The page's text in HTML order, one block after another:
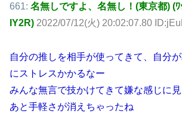
661: 名無しですよ、名無し！(東京都) (
IY2R) 2022/07/12(火) 20:02:07.80
自分の推しを相手が使ってきて、自分
にストレスかかるなー
みんな無言で技かけてきて嫌な感じに
あと手軽さが消えちゃったね